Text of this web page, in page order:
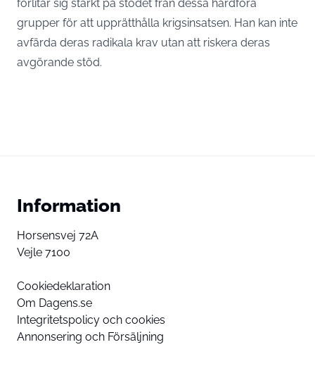
förlitar sig starkt på stödet från dessa hårdföra
grupper för att upprätthålla krigsinsatsen. Han kan inte
avfärda deras radikala krav utan att riskera deras
avgörande stöd.
Information
Horsensvej 72A
Vejle 7100
Cookiedeklaration
Om Dagens.se
Integritetspolicy och cookies
Annonsering och Försäljning